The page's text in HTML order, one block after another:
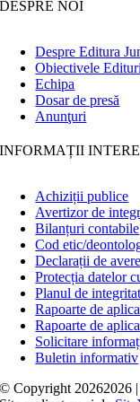
DESPRE NOI
Despre Editura
Obiectivele
Echipa
Dosar de presă
Anunţuri
INFORMAȚII
Achiziții publice
Avertizor de
Bilanțuri contabile
Cod etic/
Declarații de
Protecția datelor
Planul de
Rapoarte de
Rapoarte de
Solicitare
Buletin informativ
© Copyright 20262026